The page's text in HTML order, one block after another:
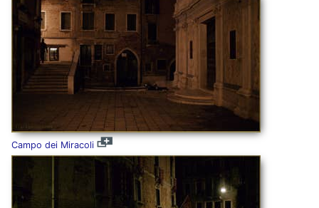
Campo dei Miracoli